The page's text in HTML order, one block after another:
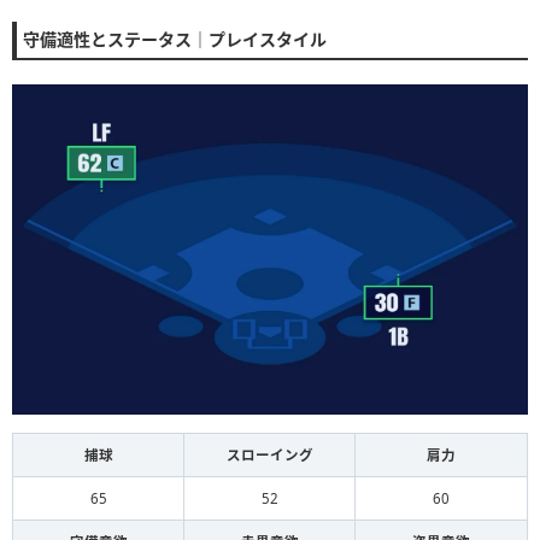
守備適性とステータス｜プレイスタイル
捕球 スローイング 肩力
65 52 60